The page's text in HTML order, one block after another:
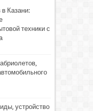
Казани:
техники с
устройство